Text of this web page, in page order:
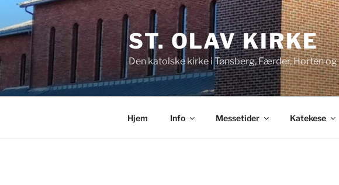
innhold
ST. OLAV KIRKE
Den katolske kirke i Tønsberg, Færder, Horten
Hjem Info Messetider Katekese